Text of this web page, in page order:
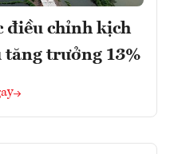
điều chỉnh kịch
tăng trưởng 13%